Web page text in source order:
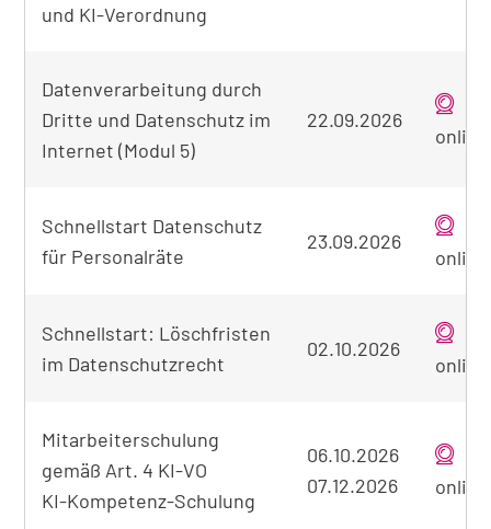
und KI-Verordnung
Datenverarbeitung durch
Dritte und Datenschutz im
Internet (Modul 5)
22.09.2026
online
Schnellstart Datenschutz
für Personalräte
23.09.2026
online
Schnellstart: Löschfristen
im Datenschutzrecht
02.10.2026
online
Mitarbeiterschulung
gemäß Art. 4 KI-VO
KI-Kompetenz-Schulung
06.10.2026
07.12.2026
online